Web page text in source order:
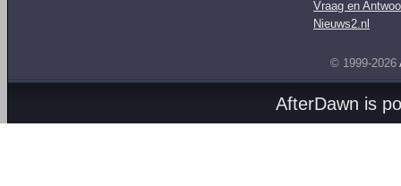
Vraag en
Nieuws2.nl
© 1999-2026
AfterDawn is